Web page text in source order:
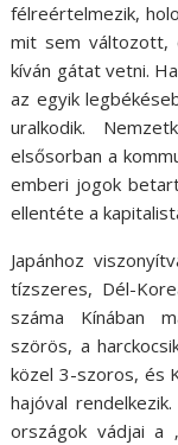
félreértelmezik,
mit sem változott,
kíván gátat vetni.
az egyik
uralkodik.
elsősorban a
emberi jogok
ellentéte a
Japánhoz
tízszeres, Dél-
száma Kínában
szörös, a
közel 3-szoros, és
hajóval
országok vádjai a